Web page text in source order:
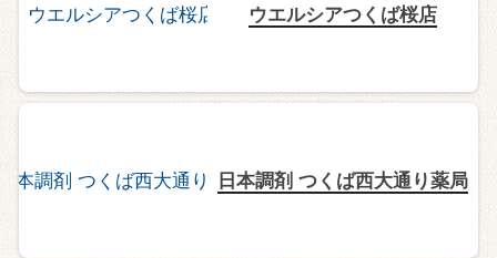
ウエルシアつくば桜店
日本調剤 つくば西大通り薬局